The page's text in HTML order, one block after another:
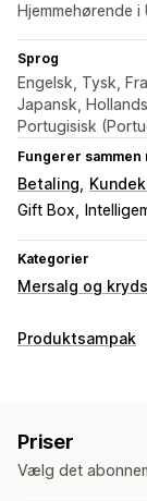
Hjemmehørende i
Sprog
Engelsk, Tysk,
Japansk,
Portugisisk
Fungerer sammen
Betaling
Gift Box
Kategorier
Mersalg og
Tilpasning
Fastgjort
Tilpasset CSS
Produktsampak
Ofte købt
Digitale
Priser
Vælg det